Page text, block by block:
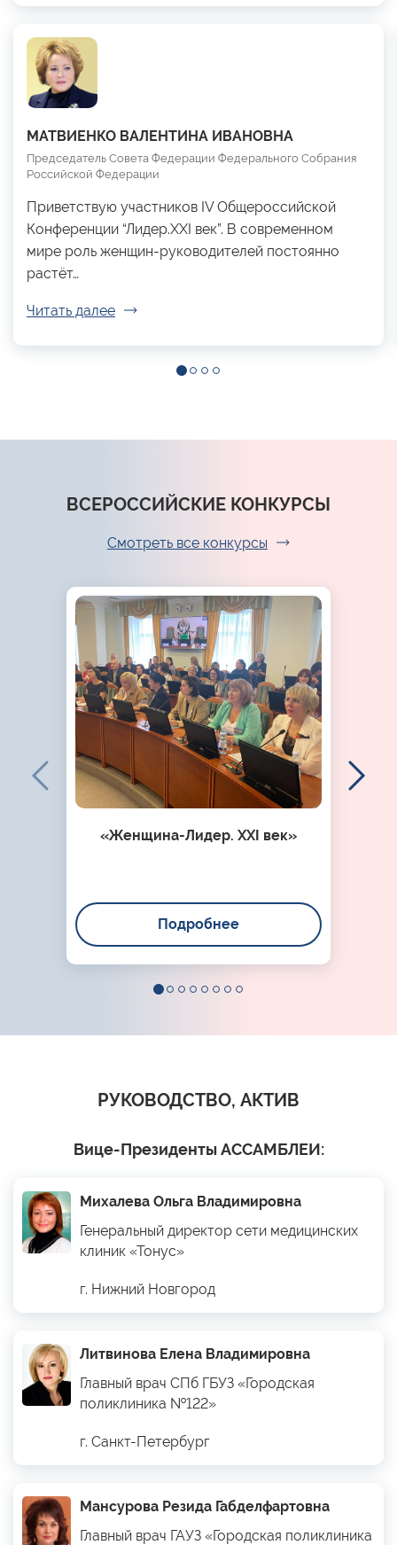
МАТВИЕНКО ВАЛЕНТИНА ИВАНОВНА
Председатель Совета Федерации Федерального Собрания
Российской Федерации
Приветствую участников IV Общероссийской
Конференции “Лидер.XXI век”. В современном
мире роль женщин-руководителей постоянно
растёт…
Читать далее
ВСЕРОССИЙСКИЕ КОНКУРСЫ
Смотреть все конкурсы
«Женщина-Лидер. XXI век»
Подробнее
РУКОВОДСТВО, АКТИВ
Вице-Президенты АССАМБЛЕИ:
Михалева Ольга Владимировна
Генеральный директор сети медицинских
клиник «Тонус»
г. Нижний Новгород
Литвинова Елена Владимировна
Главный врач СПб ГБУЗ «Городская
поликлиника №122»
г. Санкт-Петербург
Мансурова Резида Габделфартовна
Главный врач ГАУЗ «Городская поликлиника